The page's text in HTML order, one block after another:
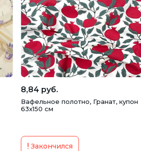
8,84 руб.
Вафельное полотно, Гранат, купон
63х150 см
Закончился